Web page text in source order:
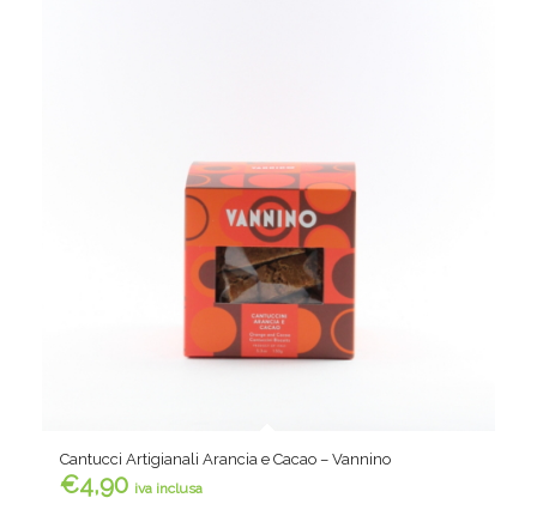
Cantucci Artigianali Arancia e Cacao – Vannino
€4,90 iva inclusa